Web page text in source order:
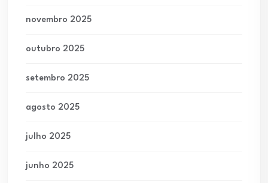
novembro 2025
outubro 2025
setembro 2025
agosto 2025
julho 2025
junho 2025